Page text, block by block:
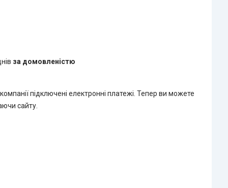
за домовленістю
підключені електронні платежі. Тепер ви можете
сайту.